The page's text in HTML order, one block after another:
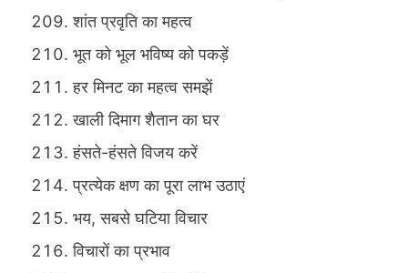
शांत प्रवृति का महत्व
भूत को भूल भविष्य को पकड़ें
हर मिनट का महत्व समझें
खाली दिमाग शैतान का घर
हंसते-हंसते विजय करें
प्रत्येक क्षण का पूरा लाभ उठाएं
भय, सबसे घटिया विचार
विचारों का प्रभाव